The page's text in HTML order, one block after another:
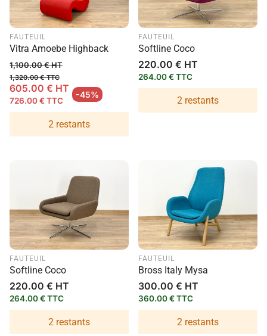
FAUTEUIL
Vitra Amoebe Highback
605.00 € HT
726.00 € TTC
-45%
Prix en solde
Prix habituel
1,100.00 € HT
1,320.00 € TTC
2 restants
FAUTEUIL
Softline Coco
Prix
habituel
220.00 € HT
264.00 € TTC
2 restants
FAUTEUIL
Softline Coco
Prix
habituel
220.00 € HT
264.00 € TTC
2 restants
FAUTEUIL
Bross Italy Mysa
Prix
habituel
300.00 € HT
360.00 € TTC
2 restants